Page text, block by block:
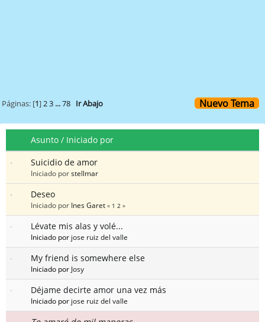
Páginas: [1]2 3 ...78 Ir Abajo Nuevo Tema
Asunto / Iniciado por
Suicidio de amor
Iniciado porstellmar
Deseo
Iniciado por Ines Garet « 1 2 »
Lévate mis alas y volé...
Iniciado por jose ruiz del valle
My friend is somewhere else
Iniciado por Josy
Déjame decirte amor una vez más
Iniciado por jose ruiz del valle